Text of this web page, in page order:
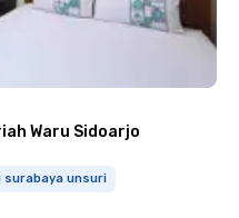
Waru Sidoarjo
surabaya unsuri